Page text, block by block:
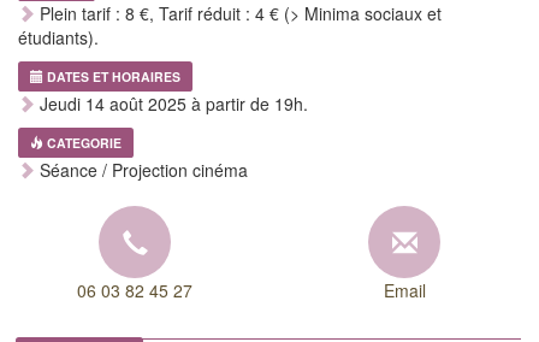
Plein tarif : 8 €, Tarif réduit : 4 € (> Minima sociaux et
étudiants).
DATES ET HORAIRES
Jeudi 14 août 2025 à partir de 19h.
CATEGORIE
Séance / Projection cinéma
06 03 82 45 27 Email